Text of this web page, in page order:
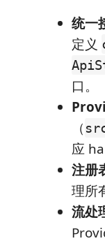
统一
定义
口。
（
应
注册
理所
流处